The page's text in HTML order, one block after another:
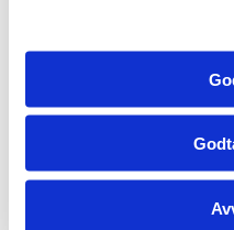
– Vi har ikkje
lærebøker som har vore
målgruppa. Ofte har ein
flott av vi no har dette